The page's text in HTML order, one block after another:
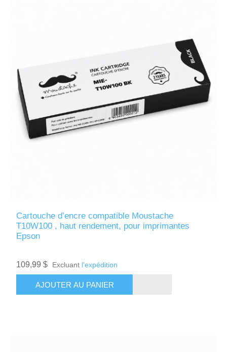
Cartouche d’encre compatible Moustache
T10W100 , haut rendement, pour imprimantes
Epson
109,99 $ Excluant l'expédition
AJOUTER AU PANIER